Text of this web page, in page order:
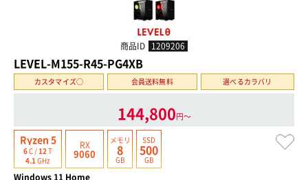
商品ID 1209206
LEVEL-M155-R45-PG4XB
カスタマイズ○ 会員送料無料 選べるカラバリ
144,800円〜
Ryzen 5
6C / 12 T
4.1GHz
RX
9060
メモリ
8
GB
SSD
500
GB